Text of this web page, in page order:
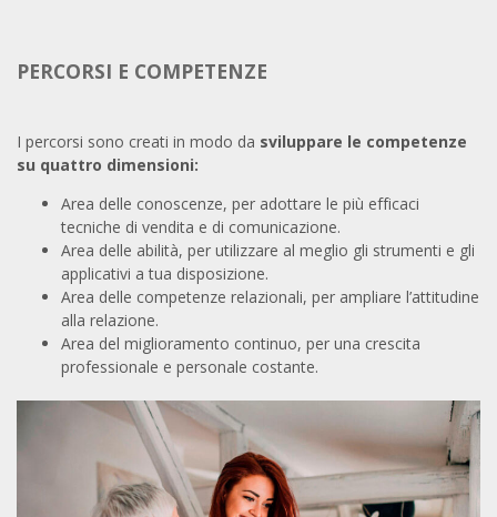
PERCORSI E COMPETENZE
I percorsi sono creati in modo da sviluppare le competenze
su quattro dimensioni:
Area delle conoscenze, per adottare le più efficaci
tecniche di vendita e di comunicazione.
Area delle abilità, per utilizzare al meglio gli strumenti e gli
applicativi a tua disposizione.
Area delle competenze relazionali, per ampliare l’attitudine
alla relazione.
Area del miglioramento continuo, per una crescita
professionale e personale costante.